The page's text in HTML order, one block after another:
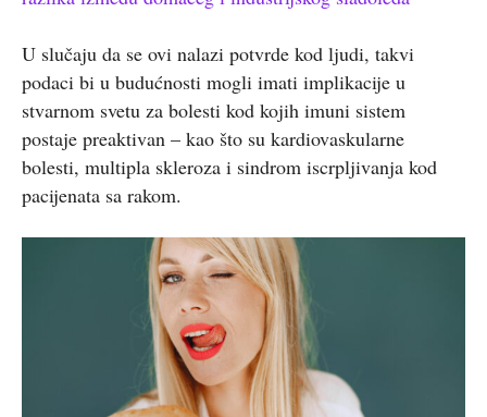
U slučaju da se ovi nalazi potvrde kod ljudi, takvi
podaci bi u budućnosti mogli imati implikacije u
stvarnom svetu za bolesti kod kojih imuni sistem
postaje preaktivan – kao što su kardiovaskularne
bolesti, multipla skleroza i sindrom iscrpljivanja kod
pacijenata sa rakom.